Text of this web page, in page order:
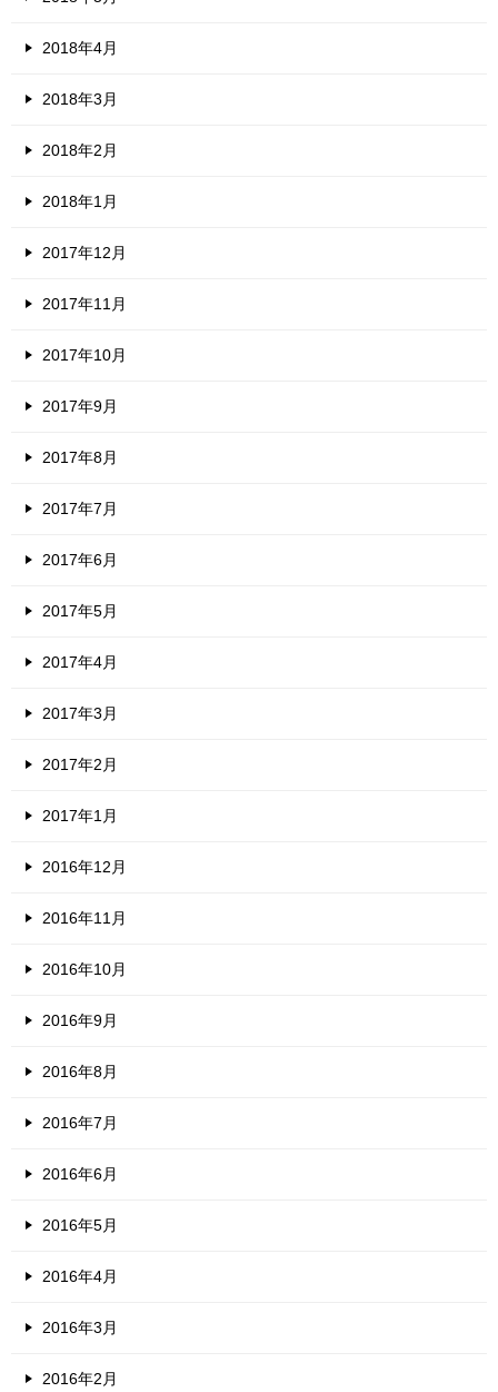
2018年4月
2018年3月
2018年2月
2018年1月
2017年12月
2017年11月
2017年10月
2017年9月
2017年8月
2017年7月
2017年6月
2017年5月
2017年4月
2017年3月
2017年2月
2017年1月
2016年12月
2016年11月
2016年10月
2016年9月
2016年8月
2016年7月
2016年6月
2016年5月
2016年4月
2016年3月
2016年2月